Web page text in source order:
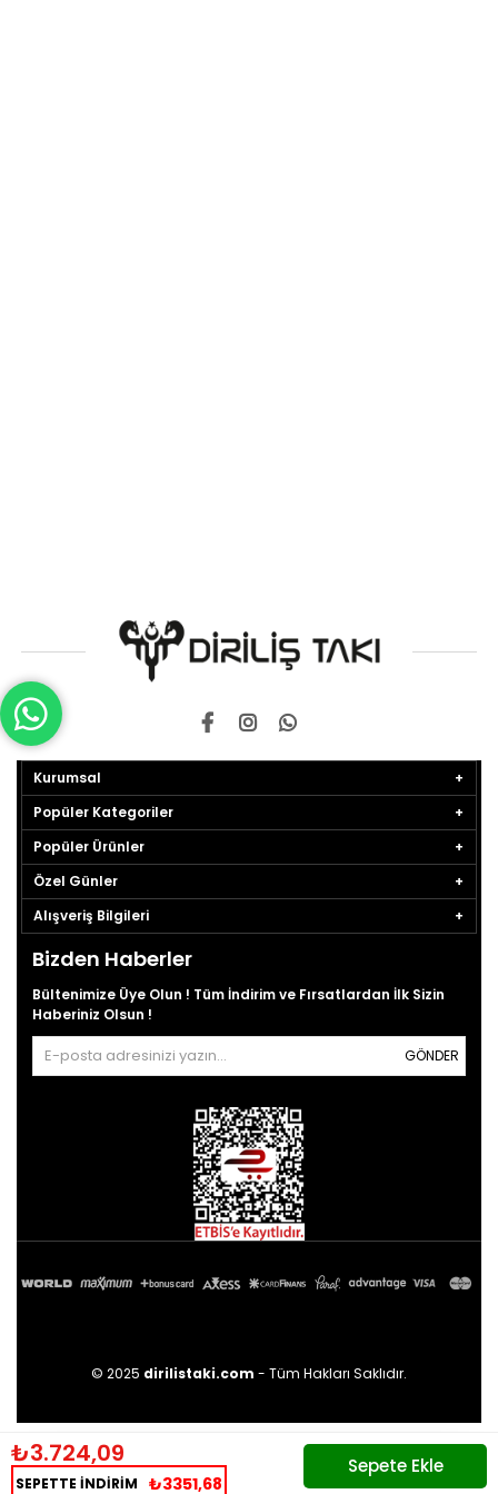
₺3.724,09
SEPETTE İNDİRİM ₺3351,68
Kurumsal
Popüler Kategoriler
Popüler Ürünler
Özel Günler
Alışveriş Bilgileri
Bizden Haberler
Bültenimize Üye Olun ! Tüm İndirim ve Fırsatlardan İlk Sizin
Haberiniz Olsun !
GÖNDER
© 2025 dirilistaki.com - Tüm Hakları Saklıdır.